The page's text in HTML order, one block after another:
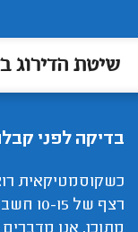
שיטת הדירוג
בדיקה לפני
כשקוסמטיקאית
רצף